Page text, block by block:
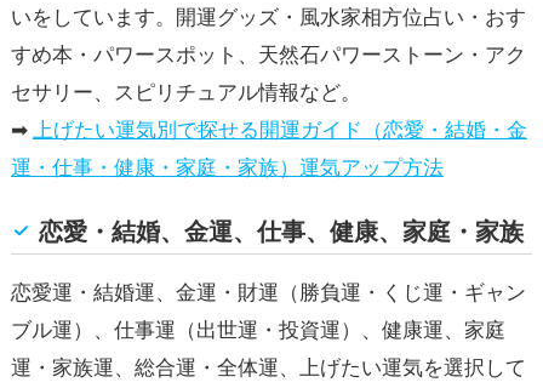
いをしています。開運グッズ・風水家相方位占い・おす
すめ本・パワースポット、天然石パワーストーン・アク
セサリー、スピリチュアル情報など。
➡上げたい運気別で探せる開運ガイド（恋愛・結婚・金
運・仕事・健康・家庭・家族）運気アップ方法
恋愛・結婚、金運、仕事、健康、家庭・家族
恋愛運・結婚運、金運・財運（勝負運・くじ運・ギャン
ブル運）、仕事運（出世運・投資運）、健康運、家庭
運・家族運、総合運・全体運、上げたい運気を選択して